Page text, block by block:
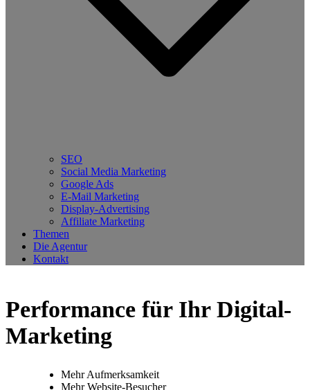
SEO
Social Media Marketing
Google Ads
E-Mail Marketing
Display-Advertising
Affiliate Marketing
Themen
Die Agentur
Kontakt
Performance für Ihr Digital-
Marketing
Mehr Aufmerksamkeit
Mehr Website-Besucher